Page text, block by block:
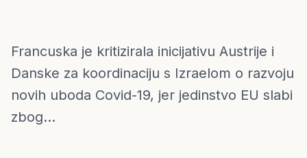
Austrija
Francuska je kritizirala inicijativu Austrije i
Danske za koordinaciju s Izraelom o razvoju
novih uboda Covid-19, jer jedinstvo EU slabi
zbog...